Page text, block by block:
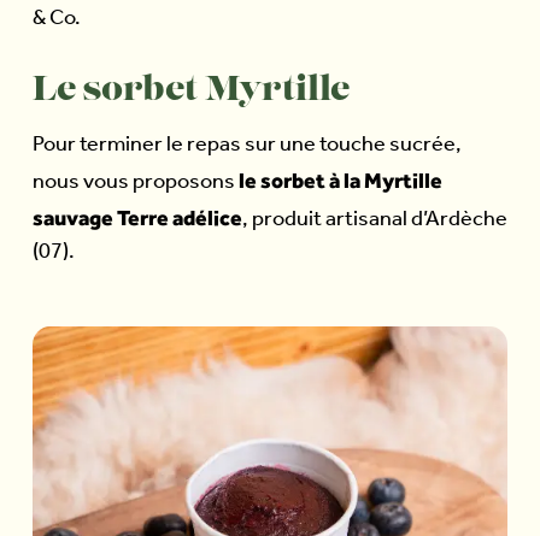
& Co.
Le sorbet Myrtille
Pour terminer le repas sur une touche sucrée,
nous vous proposons le sorbet à la Myrtille
sauvage Terre adélice, produit artisanal d’Ardèche
(07).